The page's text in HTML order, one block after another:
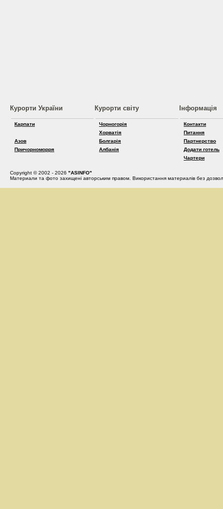
Курорти України
Карпати
Азов
Причорноморря
Курорти світу
Чорногорія
Хорватія
Болгарія
Албанія
Інформація
Контакти
Питання
Партнерство
Додати готель
Чартери
Copyright © 2002 - 2026 "ASINFO"
Материали та фото захищені авторським правом. Використання материалів без